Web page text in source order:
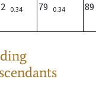
0.34 79 0.34